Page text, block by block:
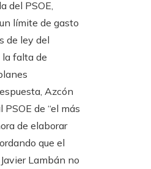
del PSOE,
límite de gasto
de ley del
falta de
Azcón
de “el más
de elaborar
que el
Lambán no